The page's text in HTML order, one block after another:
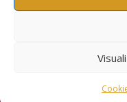
Copyright